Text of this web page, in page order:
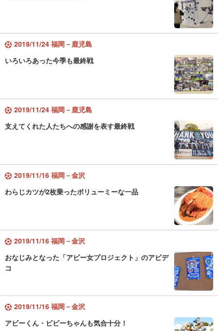
2019/11/24 福岡－鹿児島
いろいろあった今季も最終戦
2019/11/24 福岡－鹿児島
支えてくれた人たちへの感謝を表す最終戦
2019/11/16 福岡－金沢
わらじカツが2枚乗ったボリューミーな一品
2019/11/16 福岡－金沢
おなじみとなった「アビー女プロジェクト」のアビデ
コ
2019/11/16 福岡－金沢
アビーくん・ビビーちゃんも気合十分！